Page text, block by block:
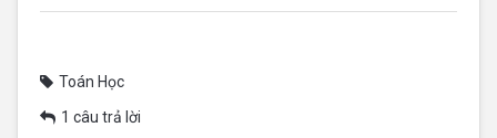
Toán Học
1 câu trả lời